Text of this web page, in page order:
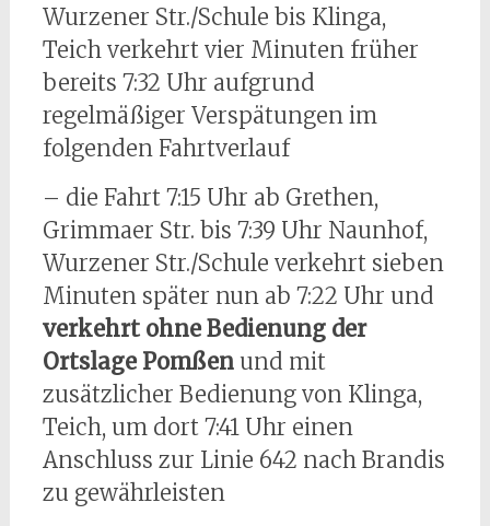
Wurzener Str./Schule bis Klinga,
Teich verkehrt vier Minuten früher
bereits 7:32 Uhr aufgrund
regelmäßiger Verspätungen im
folgenden Fahrtverlauf
– die Fahrt 7:15 Uhr ab Grethen,
Grimmaer Str. bis 7:39 Uhr Naunhof,
Wurzener Str./Schule verkehrt sieben
Minuten später nun ab 7:22 Uhr und
verkehrt ohne Bedienung der
Ortslage Pomßenund mit
zusätzlicher Bedienung von Klinga,
Teich, um dort 7:41 Uhr einen
Anschluss zur Linie 642 nach Brandis
zu gewährleisten